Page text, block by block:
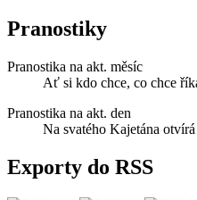
Pranostiky
Pranostika na akt. měsíc
Ať si kdo chce, co chce
Pranostika na akt. den
Na svatého Kajetána
Exporty do RSS